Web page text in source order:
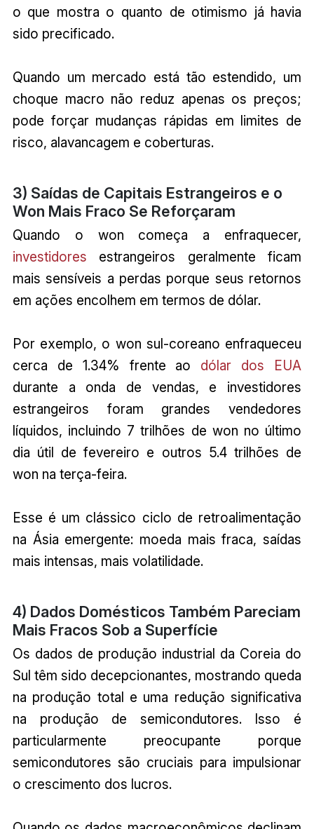
o que mostra o quanto de otimismo já havia
sido precificado.
Quando um mercado está tão estendido, um
choque macro não reduz apenas os preços;
pode forçar mudanças rápidas em limites de
risco, alavancagem e coberturas.
3) Saídas de Capitais Estrangeiros e o
Won Mais Fraco Se Reforçaram
Quando o won começa a enfraquecer,
investidores estrangeiros geralmente ficam
mais sensíveis a perdas porque seus retornos
em ações encolhem em termos de dólar.
Por exemplo, o won sul-coreano enfraqueceu
cerca de 1.34% frente ao dólar dos EUA
durante a onda de vendas, e investidores
estrangeiros foram grandes vendedores
líquidos, incluindo 7 trilhões de won no último
dia útil de fevereiro e outros 5.4 trilhões de
won na terça-feira.
Esse é um clássico ciclo de retroalimentação
na Ásia emergente: moeda mais fraca, saídas
mais intensas, mais volatilidade.
4) Dados Domésticos Também Pareciam
Mais Fracos Sob a Superfície
Os dados de produção industrial da Coreia do
Sul têm sido decepcionantes, mostrando queda
na produção total e uma redução significativa
na produção de semicondutores. Isso é
particularmente preocupante porque
semicondutores são cruciais para impulsionar
o crescimento dos lucros.